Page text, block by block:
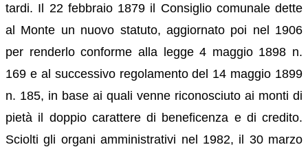
tardi. Il 22 febbraio 1879 il Consiglio comunale dette
al Monte un nuovo statuto, aggiornato poi nel 1906
per renderlo conforme alla legge 4 maggio 1898 n.
169 e al successivo regolamento del 14 maggio 1899
n. 185, in base ai quali venne riconosciuto ai monti di
pietà il doppio carattere di beneficenza e di credito.
Sciolti gli organi amministrativi nel 1982, il 30 marzo